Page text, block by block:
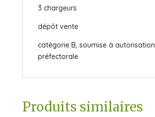
3 chargeurs
dépôt vente
catégorie B, soumise à autorisation
préfectorale
Produits similaires